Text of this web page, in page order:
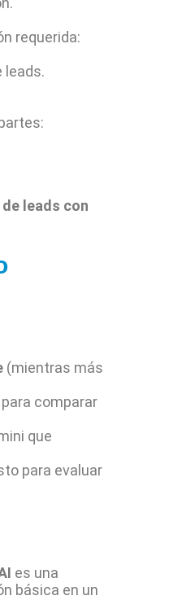
requerida:
leads.
leads con
(mientras más
comparar
que
para evaluar
es una
básica en un